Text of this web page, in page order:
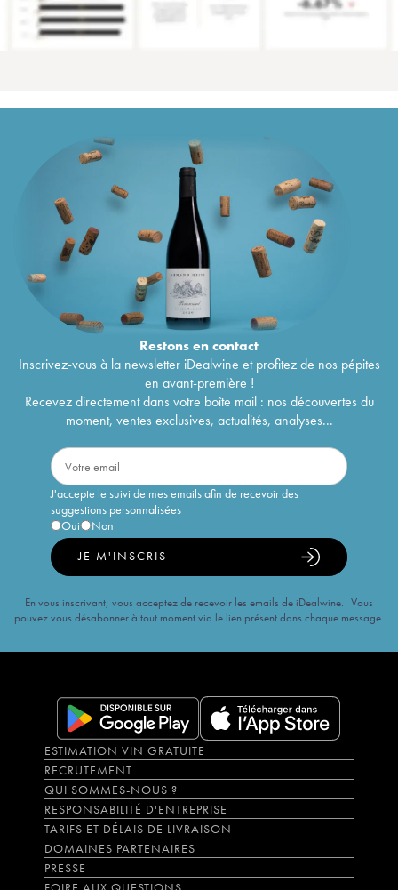
Restons encontact
Inscrivez-vous à la newsletter iDealwine et profitez de nos pépites
en avant-première !
Recevez directement dans votre boîte mail : nos découvertes du
moment, ventes exclusives, actualités, analyses...
J'accepte le suivi de mes emails afin de recevoir des
suggestions personnalisées
Oui
Non
JE M'INSCRIS
En vous inscrivant, vous acceptez de recevoir les emails de iDealwine. Vous
pouvez vous désabonner à tout moment via le lien présent dans chaque message.
ESTIMATION VIN GRATUITE
RECRUTEMENT
QUI SOMMES-NOUS ?
RESPONSABILITÉ D'ENTREPRISE
TARIFS ET DÉLAIS DE LIVRAISON
DOMAINES PARTENAIRES
PRESSE